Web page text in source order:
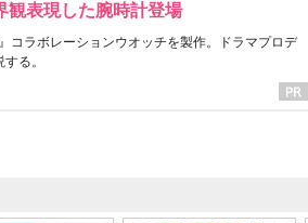
観表現した腕時計登場
コラボレーションウオッチを製作。ドラマプロデ
る。